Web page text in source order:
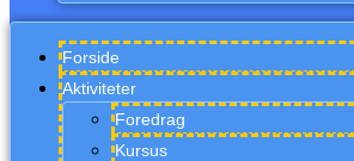
Forside
Aktiviteter
Foredrag
Kursus